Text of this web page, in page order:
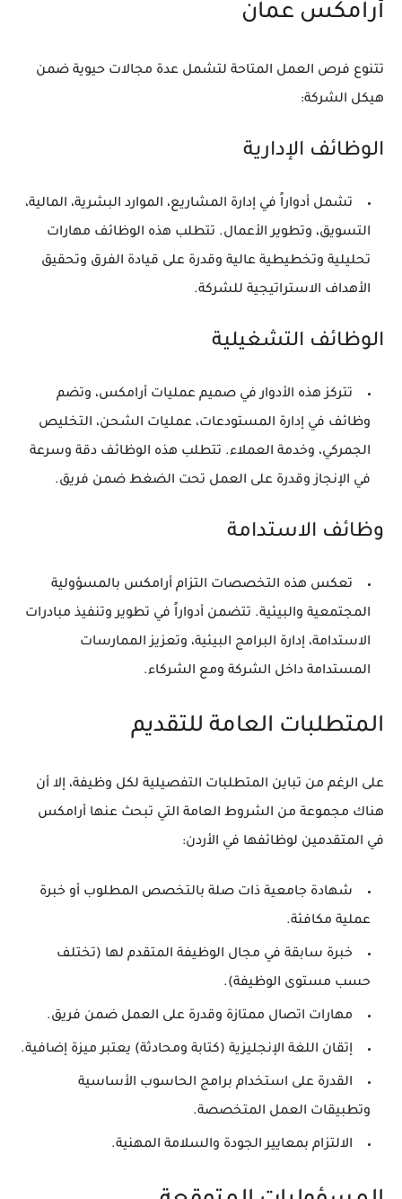
أرامكس عمان
تتنوع فرص العمل المتاحة لتشمل عدة مجالات حيوية ضمن
هيكل الشركة:
الوظائف الإدارية
تشمل أدواراً في إدارة المشاريع، الموارد البشرية، المالية،
التسويق، وتطوير الأعمال. تتطلب هذه الوظائف مهارات
تحليلية وتخطيطية عالية وقدرة على قيادة الفرق وتحقيق
الأهداف الاستراتيجية للشركة.
الوظائف التشغيلية
تتركز هذه الأدوار في صميم عمليات أرامكس، وتضم
وظائف في إدارة المستودعات، عمليات الشحن، التخليص
الجمركي، وخدمة العملاء. تتطلب هذه الوظائف دقة وسرعة
في الإنجاز وقدرة على العمل تحت الضغط ضمن فريق.
وظائف الاستدامة
تعكس هذه التخصصات التزام أرامكس بالمسؤولية
المجتمعية والبيئية. تتضمن أدواراً في تطوير وتنفيذ مبادرات
الاستدامة، إدارة البرامج البيئية، وتعزيز الممارسات
المستدامة داخل الشركة ومع الشركاء.
المتطلبات العامة للتقديم
على الرغم من تباين المتطلبات التفصيلية لكل وظيفة، إلا أن
هناك مجموعة من الشروط العامة التي تبحث عنها أرامكس
في المتقدمين لوظائفها في الأردن:
شهادة جامعية ذات صلة بالتخصص المطلوب أو خبرة
عملية مكافئة.
خبرة سابقة في مجال الوظيفة المتقدم لها (تختلف
حسب مستوى الوظيفة).
مهارات اتصال ممتازة وقدرة على العمل ضمن فريق.
إتقان اللغة الإنجليزية (كتابة ومحادثة) يعتبر ميزة إضافية.
القدرة على استخدام برامج الحاسوب الأساسية
وتطبيقات العمل المتخصصة.
الالتزام بمعايير الجودة والسلامة المهنية.